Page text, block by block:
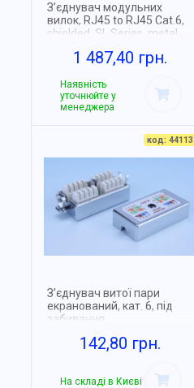
З’єднувач модульних
вилок, RJ45 to RJ45 Cat.6,
shielded, SL Series, metal
1 487,40 грн.
Наявність
уточнюйте у
менеджера
код: 44113
З’єднувач витої пари
екранований, кат. 6, під
забивання
142,80 грн.
На складі в Києві